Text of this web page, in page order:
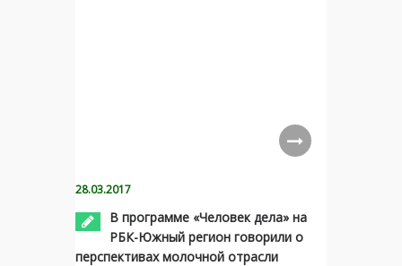
28.03.2017
В программе «Человек дела» на
РБК-Южный регион говорили о
перспективах молочной отрасли